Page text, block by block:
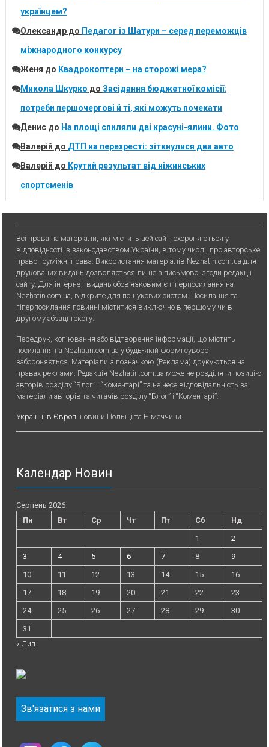
українцем?
Олександрдо Педагог із Шатури – серед переможців
міжнародного конкурсу
Женя до Квадрокоптери – на сторожі мера?
Микола Шкурко до Засідання бюджетної комісії:
потреби першочергові й ті, які можуть почекати
Денисдо На площі спиляли дві красуні-ялини. Фото
Валерій до ДТП на перехресті: зіткнулися два авто
Валерій до Крутий результат від ніжинських
спортсменів
Всі права на матеріали, які містить цей сайт, охороняються у
відповідності із законодавством України, в тому числі, про авторське
право і суміжні права. Використання матерiалiв Nezhatin.com.ua для
друкованих видань дозволяється лише з письмової згоди редакції
сайту. Для iнтернет-видань обов’язковим є гiперпосилання на
Nezhatin.com.ua, відкрите для пошукових систем. Посилання та
гіперпосилання повинні міститися виключно в першому чи в
другому абзаці тексту.
Передрук, копiювання або вiдтворення iнформацiї, що мiстить
посилання на Nezhatin.com.ua у будь-якiй формi суворо
забороняється. Матеріали з позначкою (Реклама) друкуються на
правах реклами. Редакція Nezhatin.com.ua може не розділяти позицію
авторів розділу “Блог” і “Коментарі” та не несе відповідальність за
матеріали авторів та читачів розділу “Блог” і “Коментарі”.
Українці в Європі новини Польщі та Німеччини
Календар Новин
Серпень 2026
Пн
Вт Ср Чт Пт Сб
Нд
1
2
3
4 5 6 7 8
9
10
11 12 13 14 15
16
17
18 19 20 21 22
23
24
25 26 27 28 29
30
31
« Лип
Зв'язатися з нами